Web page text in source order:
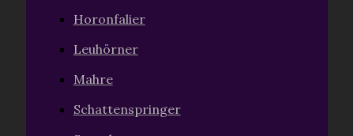
Horonfalier
Leuhörner
Mahre
Schattenspringer